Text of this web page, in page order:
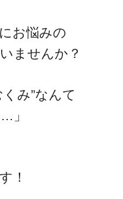
お悩みの
ませんか？
くみ”なんて
」
！